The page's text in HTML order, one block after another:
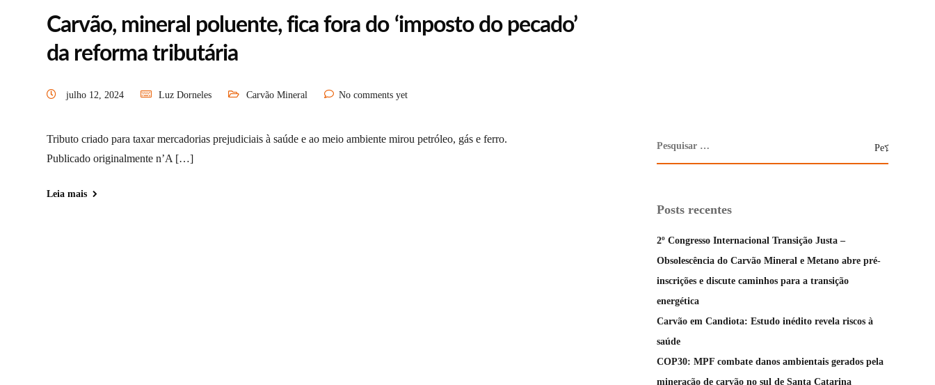
Carvão, mineral poluente, fica fora do ‘imposto do pecado’
da reforma tributária
julho 12, 2024 Luz Dorneles Carvão Mineral No comments yet
Tributo criado para taxar mercadorias prejudiciais à saúde e ao meio ambiente mirou petróleo, gás e ferro.
Publicado originalmente n’A […]
Leia mais
Posts recentes
2º Congresso Internacional Transição Justa –
Obsolescência do Carvão Mineral e Metano abre pré-
inscrições e discute caminhos para a transição
energética
Carvão em Candiota: Estudo inédito revela riscos à
saúde
COP30: MPF combate danos ambientais gerados pela
mineração de carvão no sul de Santa Catarina